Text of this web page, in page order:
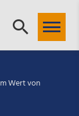
Wert von